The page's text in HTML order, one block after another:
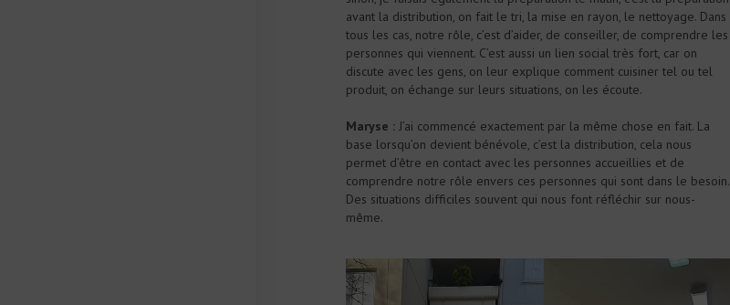
avant la distribution, on fait le tri, la mise en rayon, le nettoyage. Dans
tous les cas, notre rôle, c’est d’aider, de conseiller, de comprendre les
personnes qui viennent. C’est aussi un lien social très fort, car on
discute avec les gens, on leur explique comment cuisiner tel ou tel
produit, on échange sur leurs situations, on les écoute.
Maryse : J’ai commencé exactement par la même chose en fait. La
base lorsqu’on devient bénévole, c’est la distribution, cela nous
permet d’être en contact avec les personnes accueillies et de
comprendre notre rôle envers ces personnes qui sont dans le besoin.
Des situations difficiles souvent qui nous font réfléchir sur nous-
même.